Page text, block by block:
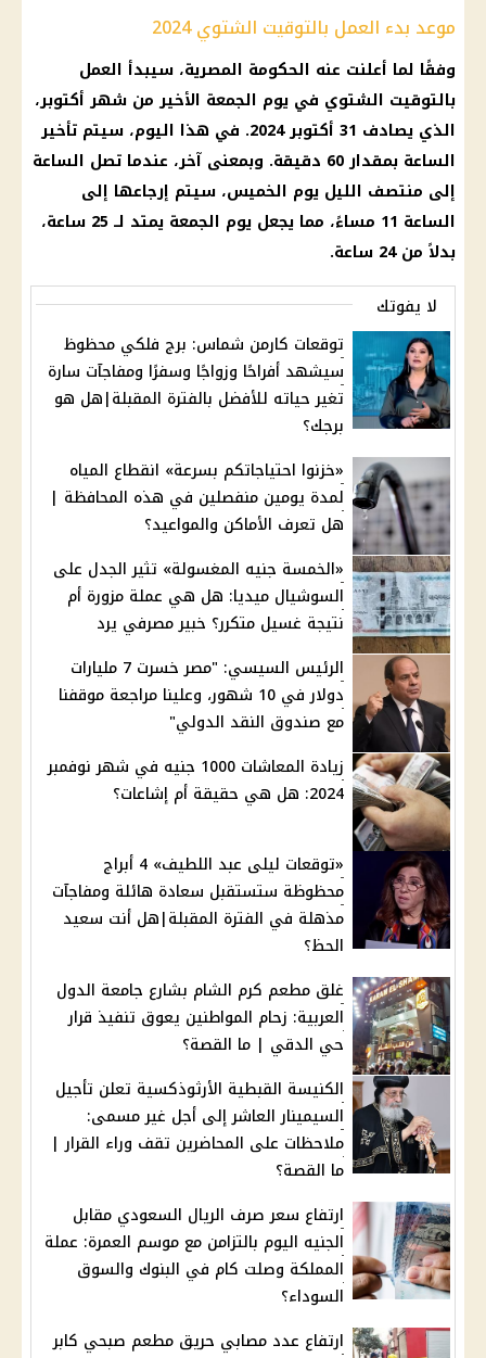
موعد بدء العمل بالتوقيت الشتوي 2024
وفقًا لما أعلنت عنه الحكومة المصرية، سيبدأ العمل
بالتوقيت الشتوي في يوم الجمعة الأخير من شهر أكتوبر،
الذي يصادف 31 أكتوبر 2024. في هذا
اليوم، سيتم تأخير
الساعة بمقدار 60 دقيقة. وبمعنى آخر، عندما تصل
الساعة
إلى منتصف الليل يوم الخميس، سيتم إرجاعها إلى
الساعة
يوم الجمعة يمتد لــ 25 ساعة،
بدلاً من 24
ساعة.
لا يفوتك
توقعات كارمن شماس: برج فلكي محظوظ
سيشهد أفراحًا وزواجًا وسفرًا ومفاجآت سارة
تغير حياته للأفضل بالفترة المقبلة|هل هو
برجك؟
«خزنوا احتياجاتكم بسرعة» انقطاع المياه
لمدة يومين منفصلين في هذه المحافظة |
هل تعرف الأماكن والمواعيد؟
«الخمسة جنيه المغسولة» تثير الجدل على
السوشيال ميديا: هل هي عملة مزورة أم
نتيجة غسيل متكرر؟ خبير مصرفي يرد
الرئيس السيسي: "مصر خسرت 7 مليارات
دولار في 10 شهور، وعلينا مراجعة موقفنا
مع صندوق النقد الدولي"
زيادة المعاشات 1000 جنيه في شهر نوفمبر
2024: هل هي حقيقة أم إشاعات؟
«توقعات ليلى عبد اللطيف» 4 أبراج
محظوظة ستستقبل سعادة هائلة ومفاجآت
مذهلة في الفترة المقبلة|هل أنت سعيد
الحظ؟
غلق مطعم كرم الشام بشارع جامعة الدول
العربية: زحام المواطنين يعوق تنفيذ قرار
حي الدقي | ما القصة؟
الكنيسة القبطية الأرثوذكسية تعلن تأجيل
السيمينار العاشر إلى أجل غير مسمى:
ملاحظات على المحاضرين تقف وراء القرار |
ما القصة؟
ارتفاع سعر صرف الريال السعودي مقابل
الجنيه اليوم بالتزامن مع موسم العمرة: عملة
المملكة وصلت كام في البنوك والسوق
السوداء؟
ارتفاع عدد مصابي حريق مطعم صبحي كابر